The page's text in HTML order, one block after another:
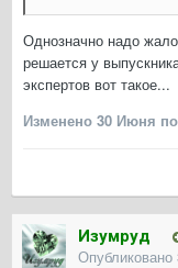
Однозначно надо
решается у
экспертов вот такое...
Изменено 30 Июня
Изумруд
Опубликовано